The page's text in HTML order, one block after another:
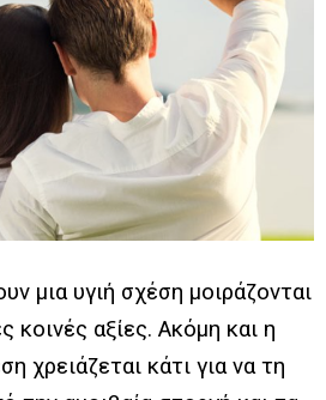
μια υγιή σχέση μοιράζονται
κοινές αξίες. Ακόμη και η
χρειάζεται κάτι για να τη